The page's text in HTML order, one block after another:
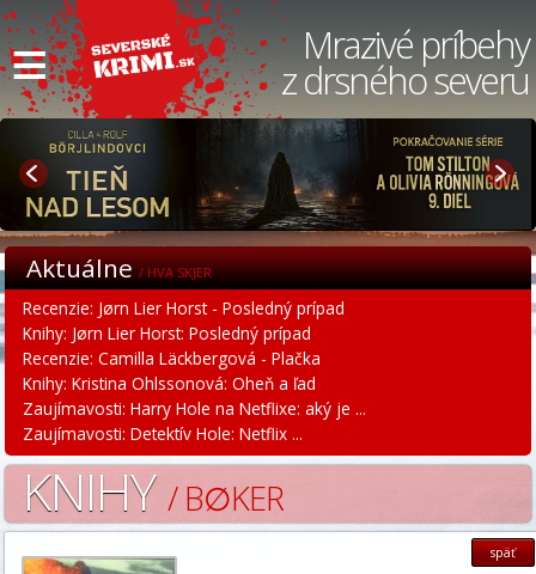
≡ Mrazivé príbehy
z drsného severu
Aktuálne/ HVA SKJER
Recenzie: Jørn Lier Horst - Posledný prípad
Knihy: Jørn Lier Horst: Posledný prípad
Recenzie: Camilla Läckbergová - Plačka
Knihy: Kristina Ohlssonová: Oheň a ľad
Zaujímavosti: Harry Hole na Netflixe: aký je ...
Zaujímavosti: Detektív Hole: Netflix ...
KNIHY/ B∅KER
späť